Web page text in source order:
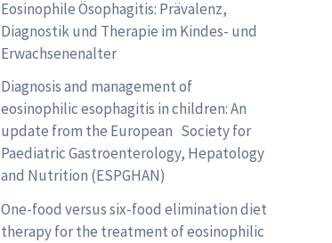
Eosinophile Ösophagitis: Prävalenz,
Diagnostik und Therapie im Kindes- und
Erwachsenenalter
Diagnosis and management of
eosinophilic esophagitis in children: An
update from the European Society for
Paediatric Gastroenterology, Hepatology
and Nutrition (ESPGHAN)
One-food versus six-food elimination diet
therapy for the treatment of eosinophilic